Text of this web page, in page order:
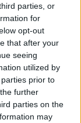
parties, or
for
opt-out
that after your
seeing
utilized by
prior to
further
parties on the
may
Ποια